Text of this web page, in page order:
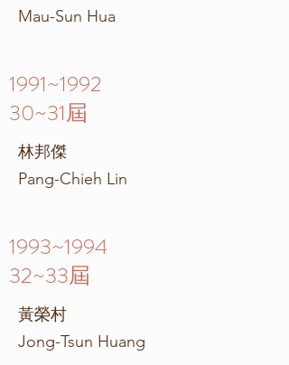
Mau-Sun Hua
1991~1992
30~31屆
林邦傑
Pang-Chieh Lin
1993~1994
32~33屆
黃榮村
Jong-Tsun Huang